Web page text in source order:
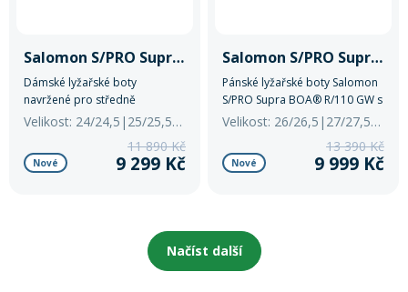
Salomon S/PRO Supra 100 W GW
Dámské lyžařské boty
navržené pro středně
pokročilé až pokročilé lyžařky,
které hledají rovnováhu mezi
výkonem a pohodlím.
Velikost: 24/24,5|25/25,5|26/26,5
Nové
11 890 Kč
9 299 Kč
Salomon S/PRO Supra Boa R110 GW
Pánské lyžařské boty Salomon
S/PRO Supra BOA® R/110 GW s
přesným BOA® upínáním,
vložkou My Thermic Fit a
podrážkami GripWalk. Flex
110, šířka 100 mm, ideální pro
Velikost: 26/26,5|27/27,5|30/30,5
Nové
13 390 Kč
9 999 Kč
Načíst další